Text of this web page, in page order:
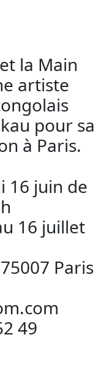
la Main
artiste
pour sa
à Paris.
16 juin de
16 juillet
Paris
49